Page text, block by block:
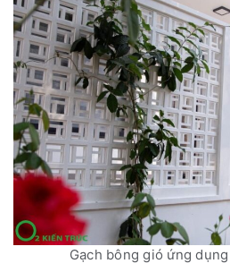
Gạch bông gió ứng